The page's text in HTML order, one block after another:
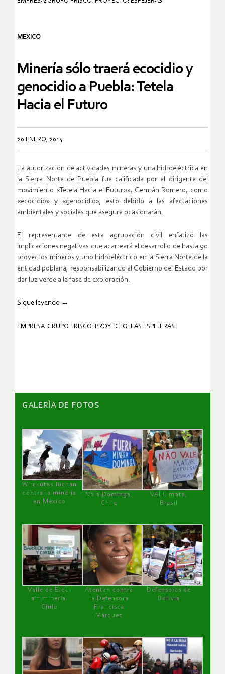
MEXICO
Minería sólo traerá ecocidio y
genocidio a Puebla: Tetela
Hacia el Futuro
20 ENERO, 2014
La autorización de actividades mineras y una hidroeléctrica en
la Sierra Norte de Puebla fue calificada por el dirigente del
movimiento «Tetela Hacia el Futuro», Germán Romero, como
«ecocidio» y «genocidio», esto debido a las afectaciones
ambientales y sociales que asegura ocasionarán.
El representante de esta agrupación civil enfatizó las
implicaciones negativas que acarreará el desarrollo de hasta 90
proyectos mineros y uno hidroeléctrico en la Sierra Norte de la
entidad poblana, responsabilizando al Gobierno del Estado por
dar luz verde a la fase de exploración.
Sigue leyendo →
EMPRESA: GRUPO FRISCO, PROYECTO: LAS ESPEJERAS
GALERÌA DE FOTOS
Wirakutas luchan
contra la minería
en México
No a Dominga,
Chile
VALE mata,
Brasil
Valle de Elqui
sin minería.
Chile
Atentan contra
la Defensora
Francisca
Márquez
Defensoras de
Bolivia